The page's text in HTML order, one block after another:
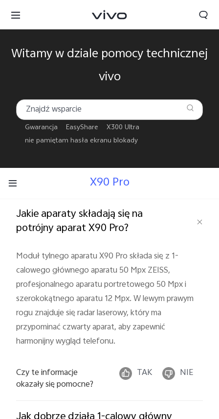
Witamy w dziale pomocy technicznej
vivo
Gwarancja EasyShare
X300 Ultra
nie pamiętam hasła ekranu blokady
X90 Pro
Jakie aparaty składają się na
potrójny aparat X90 Pro?
Moduł tylnego aparatu X90 Pro składa się z 1-
calowego głównego aparatu 50 Mpx ZEISS,
profesjonalnego aparatu portretowego 50 Mpx i
szerokokątnego aparatu 12 Mpx. W lewym prawym
rogu znajduje się radar laserowy, który ma
przypominać czwarty aparat, aby zapewnić
harmonijny wygląd telefonu.
Czy te informacje
okazały się pomocne?
TAK NIE